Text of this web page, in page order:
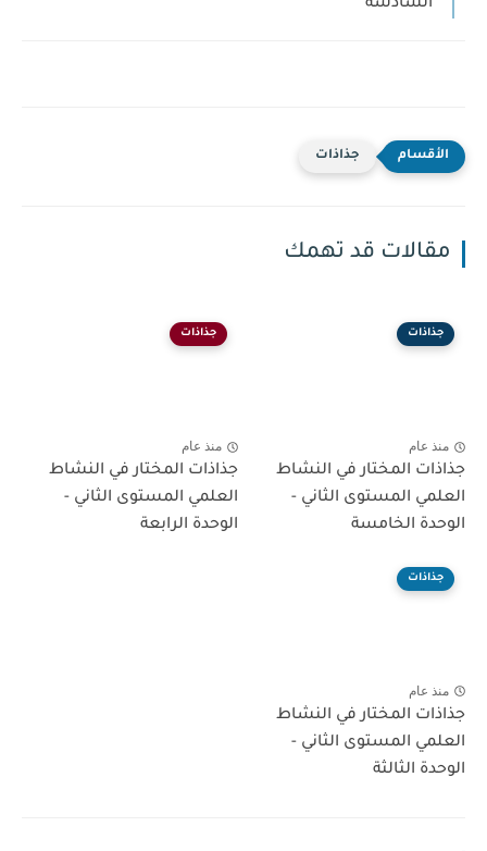
السادسة
جذاذات
مقالات قد تهمك
جذاذات
منذ عام
جذاذات المختار في النشاط
العلمي المستوى الثاني -
الوحدة الخامسة
جذاذات
منذ عام
جذاذات المختار في النشاط
العلمي المستوى الثاني -
الوحدة الرابعة
جذاذات
منذ عام
جذاذات المختار في النشاط
العلمي المستوى الثاني -
الوحدة الثالثة